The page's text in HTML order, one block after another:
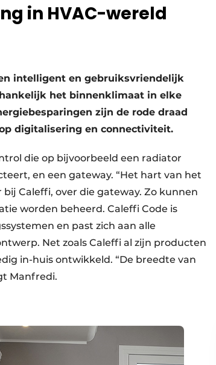
in HVAC-wereld
intelligent en gebruiksvriendelijk
het binnenklimaat in elke
zijn de rode draad
digitalisering en connectiviteit.
die op bijvoorbeeld een radiator
en een gateway. “Het hart van het
Caleffi, over die gateway. Zo kunnen
worden beheerd. Caleffi Code is
en past zich aan alle
Net zoals Caleffi al zijn producten
in-huis ontwikkeld. “De breedte van
Manfredi.